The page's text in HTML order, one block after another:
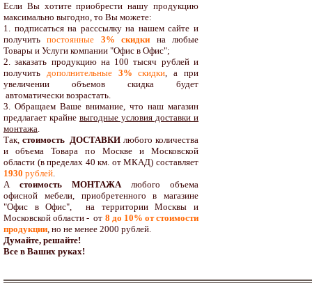
Если Вы хотите приобрести нашу продукцию
максимально выгодно, то Вы можете:
1. подписаться на расссылку на нашем сайте и
получитьпостоянные 3% скидки на любые
Товары и Услуги компании "Офис в Офис";
2. заказать продукцию на 100 тысяч рублей и
получить дополнительные3% скидки, а при
увеличении объемов скидка будет
автоматически возрастать.
3. Обращаем Ваше внимание, что наш магазин
предлагает крайне выгодные условия доставки и
монтажа.
Так, стоимость ДОСТАВКИлюбого количества
и объема Товара по Москве и Московской
области (в пределах 40 км. от МКАД) составляет
1930 рублей.
А стоимость МОНТАЖАлюбого объема
офисной мебели, приобретенного в магазине
"Офис в Офис", на территории Москвы и
Московской области - от 8 до 10% от стоимости
продукции, но не менее 2000 рублей.
Думайте, решайте!
Все в Ваших руках!